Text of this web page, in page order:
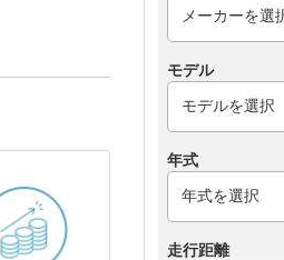
モデル
年式
走行距離